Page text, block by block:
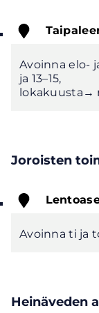
Avoinna elo-
ja 13–15,
Joroisten
Heinäveden